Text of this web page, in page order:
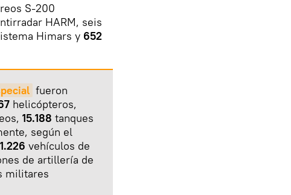
S-200
HARM, seis
Himars y 652
fueron
helicópteros,
15.188 tanques
según el
1.226 vehículos de
de artillería de
militares